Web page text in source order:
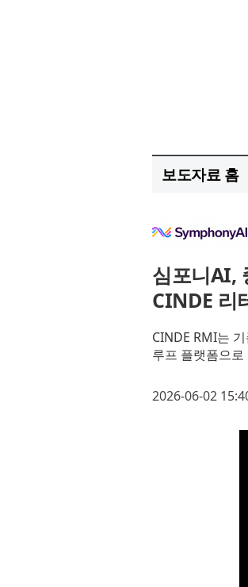
보도자료 홈
심포니AI,
CINDE 리
CINDE RMI는
루프 플랫폼으
2026-06-02